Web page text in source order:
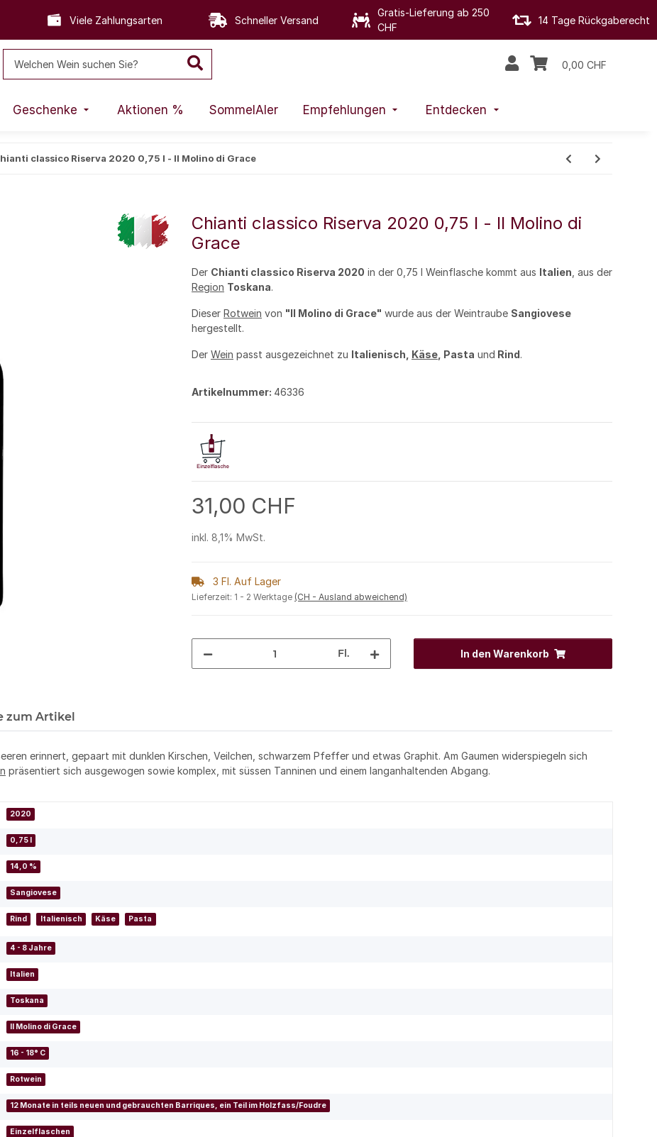
Viele Zahlungsarten Schneller Versand
Gratis-Lieferung ab 250
CHF
14 Tage Rückgaberecht
0,00 CHF
Geschenke Aktionen % SommelAIer Empfehlungen Entdecken
classico Riserva 2020 0,75 l - Il Molino di Grace
Chianti classico Riserva 2020 0,75 l - Il Molino di
Grace
Der Chianti classico Riserva 2020 in der 0,75 l Weinflasche kommt aus Italien , aus der
Region Toskana.
Dieser Rotwein von "Il Molino di Grace" wurde aus der Weintraube Sangiovese
hergestellt.
Der Wein passt ausgezeichnet zu Italienisch, Käse , Pasta und Rind.
Artikelnummer: 46336
31,00 CHF
inkl. 8,1% MwSt.
3 Fl. Auf Lager
Lieferzeit: 1 - 2 Werktage (CH - Ausland abweichend)
Fl. In den Warenkorb
zum Artikel
erinnert, gepaart mit dunklen Kirschen, Veilchen, schwarzem Pfeffer und etwas Graphit. Am Gaumen widerspiegeln sich
präsentiert sich ausgewogen sowie komplex, mit süssen Tanninen und einem langanhaltenden Abgang.
2020
0,75 l
14,0 %
Sangiovese
Rind Italienisch Käse Pasta
4 - 8 Jahre
Italien
Toskana
Il Molino di Grace
16 - 18° C
Rotwein
12 Monate in teils neuen und gebrauchten Barriques, ein Teil im Holzfass/Foudre
Einzelflaschen